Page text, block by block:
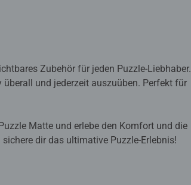
Zubehör für jeden Puzzle-Liebhaber.
und jederzeit auszuüben. Perfekt für
Matte und erlebe den Komfort und die
dir das ultimative Puzzle-Erlebnis!